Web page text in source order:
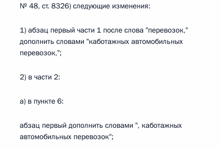
№ 48, ст. 8326) следующие изменения:
1) абзац первый части 1 после слова "перевозок,"
дополнить словами "каботажных автомобильных
перевозок,";
2) в части 2:
а) в пункте 6:
абзац первый дополнить словами ", каботажных
автомобильных перевозок";